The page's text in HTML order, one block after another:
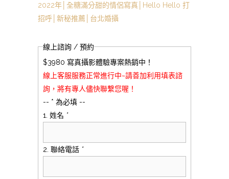
2022年│全糖滿分甜的情侶寫真│Hello Hello 打
招呼│新秘推薦│台北婚攝
線上諮詢 / 預約
$3980 寫真攝影體驗專案熱銷中！
線上客服服務正常進行中~請善加利用填表諮
詢，將有專人儘快聯繫您喔！
-- * 為必填 --
1. 姓名 *
2. 聯絡電話 *